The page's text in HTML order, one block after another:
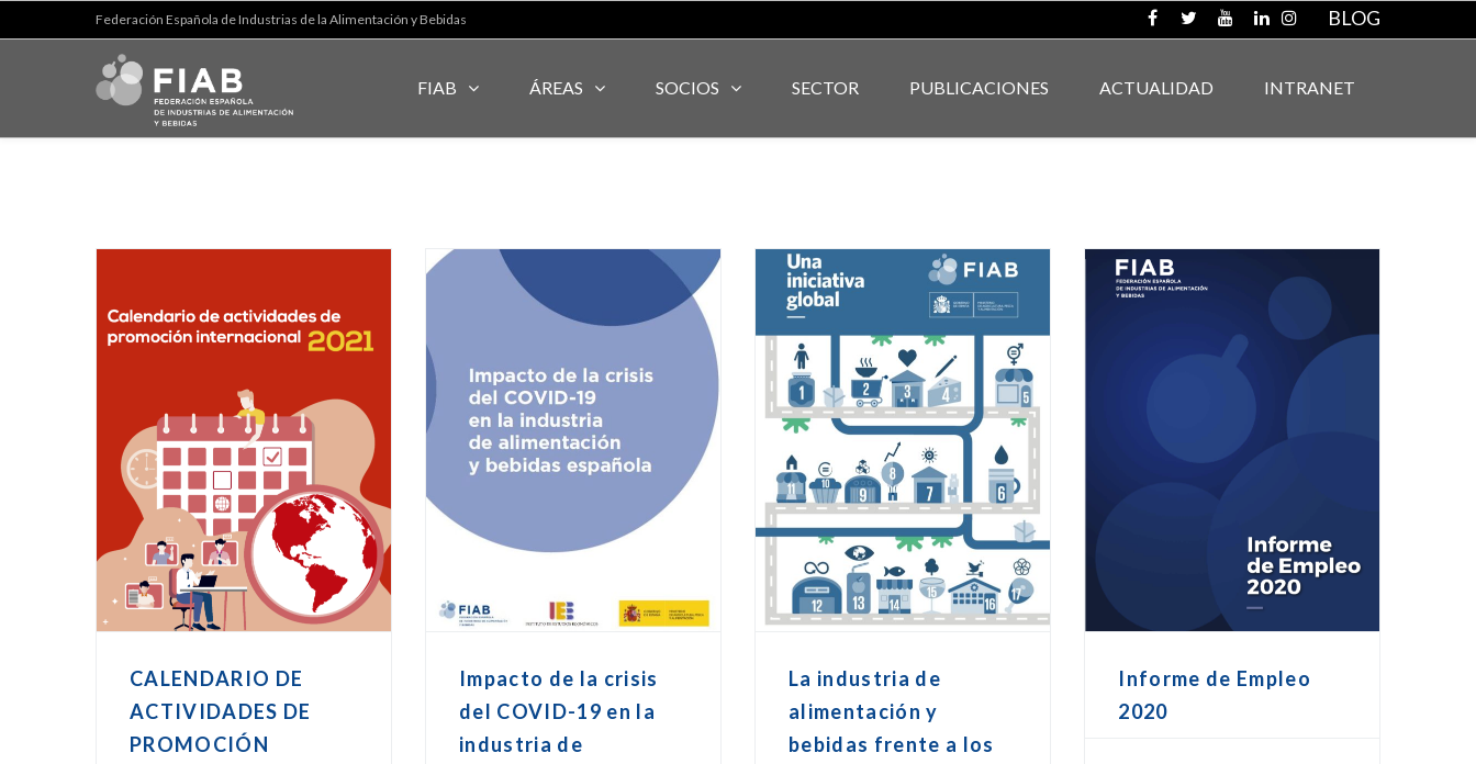
Federación Española de Industrias de la Alimentación y Bebidas BLOG
FIAB ÁREAS SOCIOS SECTOR PUBLICACIONES ACTUALIDAD INTRANET
CALENDARIO DE
ACTIVIDADES DE
PROMOCIÓN
Impacto de la crisis
del COVID-19 en la
industria de
La industria de
alimentación y
bebidas frente a los
Informe de Empleo
2020